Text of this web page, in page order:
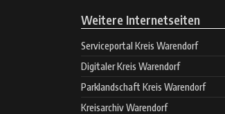
Weitere Internetseiten
Serviceportal Kreis Warendorf
Digitaler Kreis Warendorf
Parklandschaft Kreis Warendorf
Kreisarchiv Warendorf